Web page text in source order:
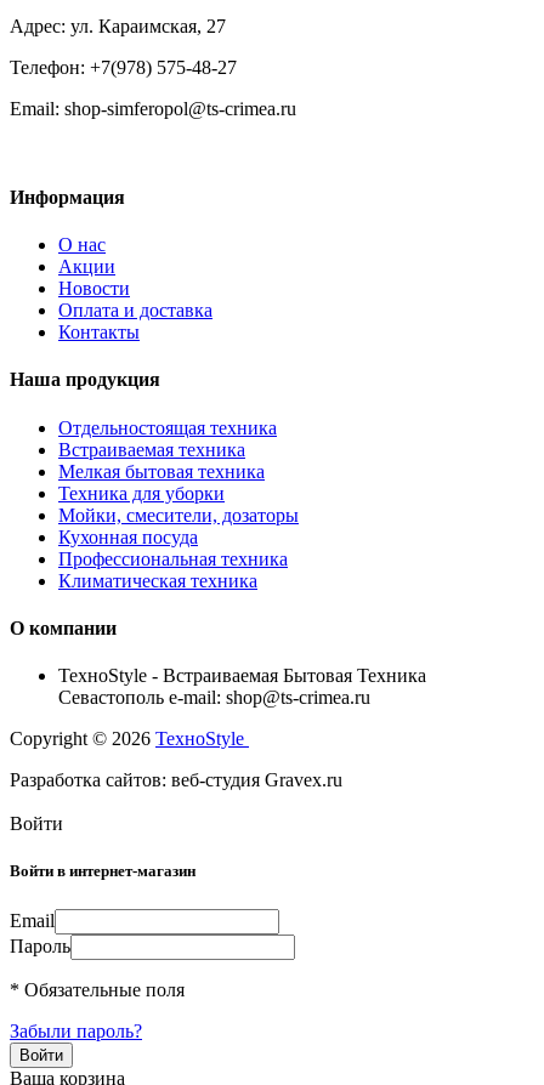
Адрес: ул. Караимская, 27
Телефон: +7(978) 575-48-27
Email: shop-simferopol@ts-crimea.ru
Информация
О нас
Акции
Новости
Оплата и доставка
Контакты
Наша продукция
Отдельностоящая техника
Встраиваемая техника
Мелкая бытовая техника
Техника для уборки
Мойки, смесители, дозаторы
Кухонная посуда
Профессиональная техника
Климатическая техника
О компании
TexноStyle - Встраиваемая Бытовая Техника
Севастополь e-mail: shop@ts-crimea.ru
Copyright © 2026 TexноStyle
Разработка сайтов: веб-студия Gravex.ru
Войти
Войти в интернет-магазин
Email
Пароль
* Обязательные поля
Забыли пароль?
Ваша корзина